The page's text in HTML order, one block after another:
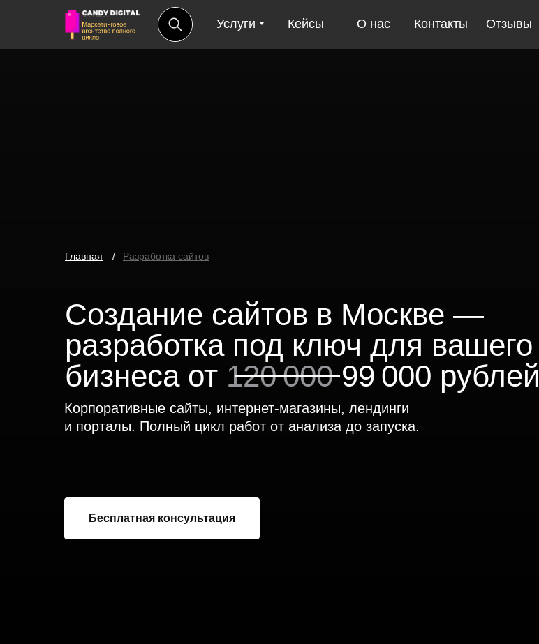
Услуги Кейсы О нас Контакты Отзывы
Создание сайтов в Москве —
разработка под ключ для вашего
бизнеса от 120 00099 000 рублей
Бесплатная консультация
Главная Разработка сайтов
/
Корпоративные сайты, интернет-магазины, лендинги
и порталы. Полный цикл работ от анализа до запуска.